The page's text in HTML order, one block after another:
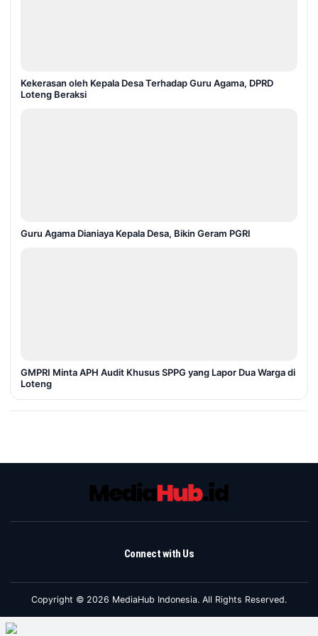
Kekerasan oleh Kepala Desa Terhadap Guru Agama, DPRD
Loteng Beraksi
Guru Agama Dianiaya Kepala Desa, Bikin Geram PGRI
GMPRI Minta APH Audit Khusus SPPG yang Lapor Dua Warga di
Loteng
Connect with Us
Copyright © 2026 MediaHub Indonesia. All Rights Reserved.